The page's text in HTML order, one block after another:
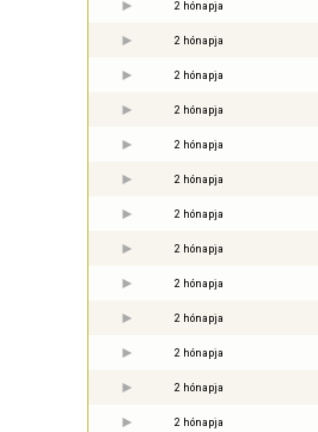
2 hónapja
2 hónapja
2 hónapja
2 hónapja
2 hónapja
2 hónapja
2 hónapja
2 hónapja
2 hónapja
2 hónapja
2 hónapja
2 hónapja
2 hónapja